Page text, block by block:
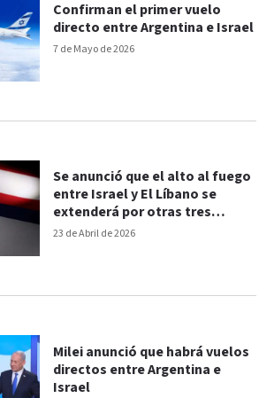
7 de Mayo de 2026
Confirman el primer vuelo
directo entre Argentina e Israel
23 de Abril de 2026
Se anunció que el alto al fuego
entre Israel y El Líbano se
extenderá por otras tres
semanas
Milei anunció que habrá vuelos
directos entre Argentina e
Israel